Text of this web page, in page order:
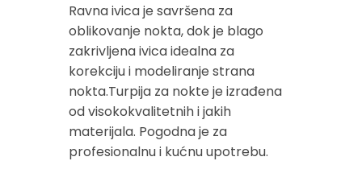
Ravna ivica je savršena za
oblikovanje nokta, dok je blago
zakrivljena ivica idealna za
korekciju i modeliranje strana
nokta.Turpija za nokte je izrađena
od visokokvalitetnih i jakih
materijala. Pogodna je za
profesionalnu i kućnu upotrebu.